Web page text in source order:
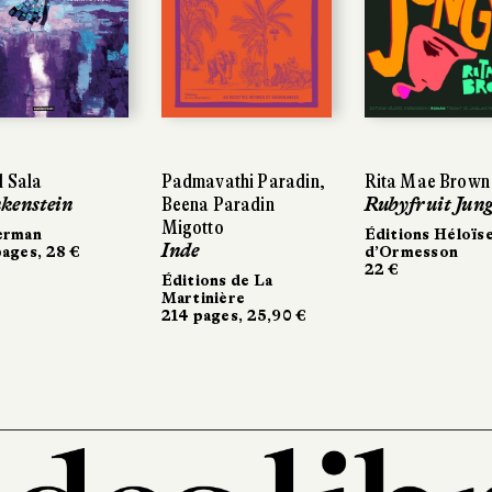
€
Padmavathi Paradin,
Beena Paradin
Éditions de La
Martinière
214 pages, 25,90 €
Rita Mae Brown
Rubyfruit Jungle
Éditions Héloïse
d’Ormesson
€
Padmavathi Paradin,
Beena Paradin
Éditions de La
Martinière
214 pages, 25,90 €
Rita Mae Brown
Rubyfruit Jungle
Éditions Héloïse
d’Ormesson